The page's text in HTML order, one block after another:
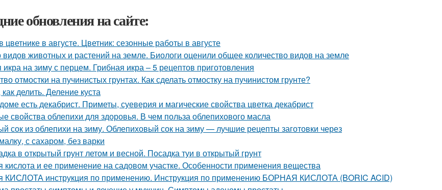
обновления на сайте:
цветнике в августе. Цветник: сезонные работы в августе
видов животных и растений на земле. Биологи оценили общее количество видов на земле
икра на зиму с перцем. Грибная икра – 5 рецептов приготовления
отмостки на пучинистых грунтах. Как сделать отмостку на пучинистом грунте?
делить. Деление куста
есть декабрист. Приметы, суеверия и магические свойства цветка декабрист
свойства облепихи для здоровья. В чем польза облепихового масла
сок из облепихи на зиму. Облепиховый сок на зиму — лучшие рецепты заготовки через
с сахаром, без варки
в открытый грунт летом и весной. Посадка туи в открытый грунт
кислота и ее применение на садовом участке. Особенности применения вещества
КИСЛОТА инструкция по применению. Инструкция по применению БОРНАЯ КИСЛОТА (BORIC ACID)